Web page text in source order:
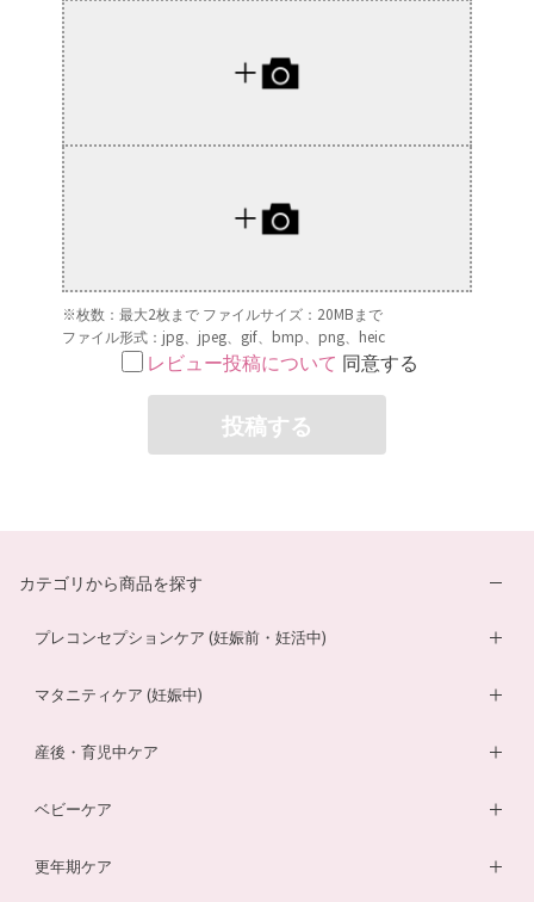
※枚数：最大2枚まで ファイルサイズ：20MBまで
ファイル形式：jpg、jpeg、gif、bmp、png、heic
レビュー投稿について 同意する
投稿する
カテゴリから商品を探す
プレコンセプションケア (妊娠前・妊活中)
妊活サプリ
マタニティケア (妊娠中)
葉酸サプリ
産後・育児中ケア
DHA・EPAサプリ
ベビーケア
ベビーオイル
更年期ケア